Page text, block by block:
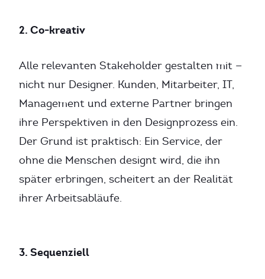
2. Co-kreativ
Alle relevanten Stakeholder gestalten mit —
nicht nur Designer. Kunden, Mitarbeiter, IT,
Management und externe Partner bringen
ihre Perspektiven in den Designprozess ein.
Der Grund ist praktisch: Ein Service, der
ohne die Menschen designt wird, die ihn
später erbringen, scheitert an der Realität
ihrer Arbeitsabläufe.
3. Sequenziell